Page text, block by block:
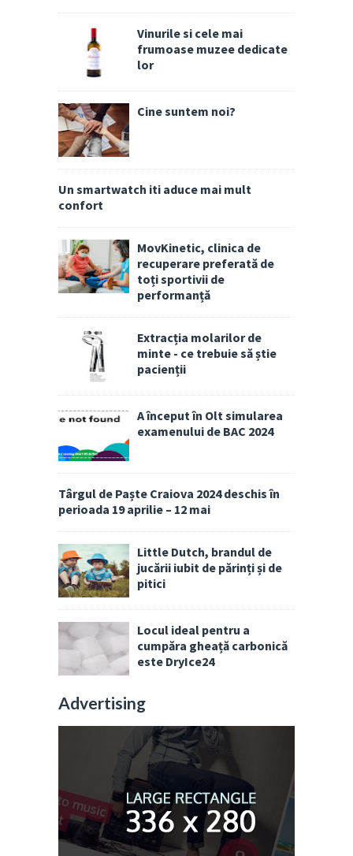
Vinurile si cele mai
frumoase muzee dedicate
lor
Cine suntem noi?
Un smartwatch iti aduce mai mult
confort
MovKinetic, clinica de
recuperare preferată de
toți sportivii de
performanță
Extracția molarilor de
minte - ce trebuie să știe
pacienții
A început în Olt simularea
examenului de BAC 2024
Târgul de Paște Craiova 2024 deschis în
perioada 19 aprilie – 12 mai
Little Dutch, brandul de
jucării iubit de părinți și de
pitici
Locul ideal pentru a
cumpăra gheață carbonică
este DryIce24
Advertising